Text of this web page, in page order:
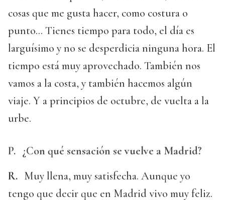
cosas que me gusta hacer, como costura o
punto... Tienes tiempo para todo, el día es
larguísimo y no se desperdicia ninguna hora. El
tiempo está muy aprovechado. También nos
vamos a la costa, y también hacemos algún
viaje. Y a principios de octubre, de vuelta a la
urbe.
P. ¿Con qué sensación se vuelve a Madrid?
R. Muy llena, muy satisfecha. Aunque yo
tengo que decir que en Madrid vivo muy feliz.